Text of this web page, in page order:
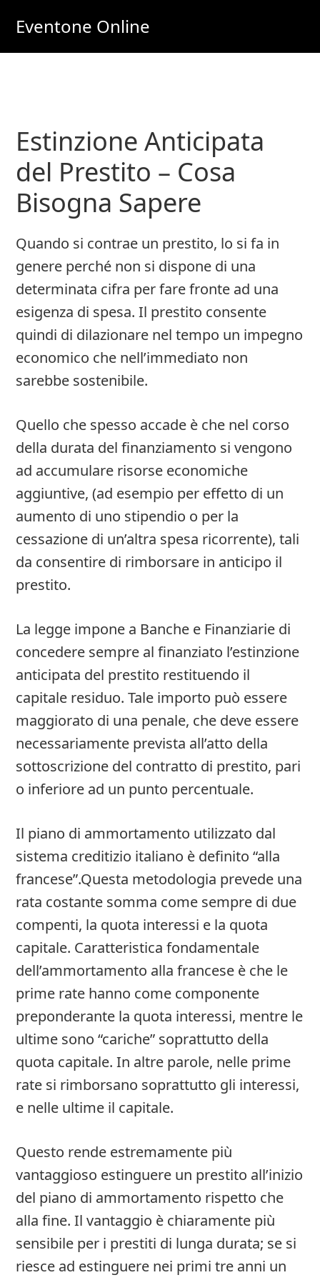
main
primary
Eventone Online
e
Soldi
Online
Estinzione Anticipata
del Prestito – Cosa
Bisogna Sapere
Quando si contrae un prestito, lo si fa in
genere perché non si dispone di una
determinata cifra per fare fronte ad una
esigenza di spesa. Il prestito consente
quindi di dilazionare nel tempo un impegno
economico che nell’immediato non
sarebbe sostenibile.
Quello che spesso accade è che nel corso
della durata del finanziamento si vengono
ad accumulare risorse economiche
aggiuntive, (ad esempio per effetto di un
aumento di uno stipendio o per la
cessazione di un’altra spesa ricorrente), tali
da consentire di rimborsare in anticipo il
prestito.
La legge impone a Banche e Finanziarie di
concedere sempre al finanziato l’estinzione
anticipata del prestito restituendo il
capitale residuo. Tale importo può essere
maggiorato di una penale, che deve essere
necessariamente prevista all’atto della
sottoscrizione del contratto di prestito, pari
o inferiore ad un punto percentuale.
Il piano di ammortamento utilizzato dal
sistema creditizio italiano è definito “alla
francese”.Questa metodologia prevede una
rata costante somma come sempre di due
compenti, la quota interessi e la quota
capitale. Caratteristica fondamentale
dell’ammortamento alla francese è che le
prime rate hanno come componente
preponderante la quota interessi, mentre le
ultime sono “cariche” soprattutto della
quota capitale. In altre parole, nelle prime
rate si rimborsano soprattutto gli interessi,
e nelle ultime il capitale.
Questo rende estremamente più
vantaggioso estinguere un prestito all’inizio
del piano di ammortamento rispetto che
alla fine. Il vantaggio è chiaramente più
sensibile per i prestiti di lunga durata; se si
riesce ad estinguere nei primi tre anni un